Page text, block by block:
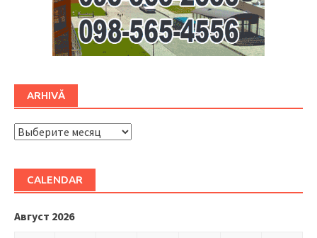
ARHIVĂ
ARHIVĂ
CALENDAR
Август 2026